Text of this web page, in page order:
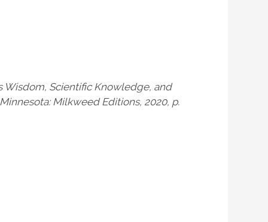
Wisdom, Scientific Knowledge, and
Milkweed Editions, 2020, p.